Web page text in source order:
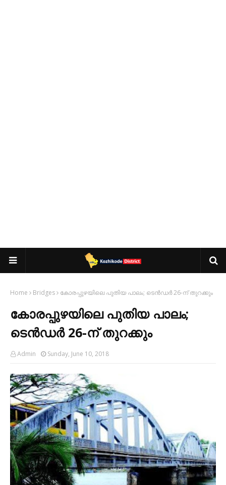
Home Bridges കോരപ്പുഴയിലെ പുതിയ പാലം; ടെൻഡർ 26-ന് തുറക്കും
കോരപ്പുഴയിലെ പുതിയ പാലം;
ടെൻഡർ 26-ന് തുറക്കും
Admin Sunday, June 10, 2018